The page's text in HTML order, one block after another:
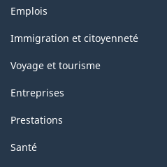
Thèmes
sujets
Emplois
Immigration et citoyenneté
Voyage et tourisme
Entreprises
Prestations
Santé